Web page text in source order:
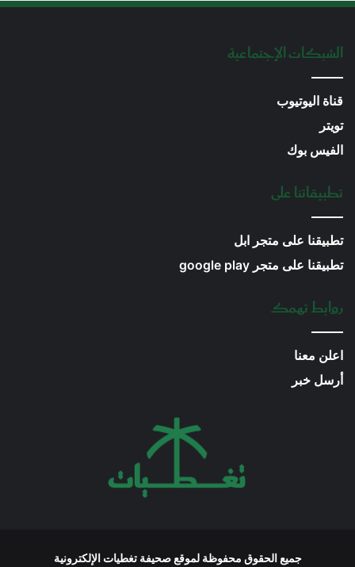
الشبكات الإجتماعية
قناة اليوتيوب
تويتر
الفيس بوك
تطبيقاتنا على
تطبيقنا على متجر ابل
تطبيقنا على متجر google play
روابط تهمك
اعلن معنا
أرسل خبر
جميع الحقوق محفوظة لموقع صحيفة تغطيات الإلكترونية